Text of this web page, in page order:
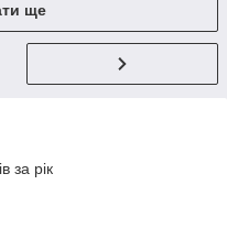
ще
за рік